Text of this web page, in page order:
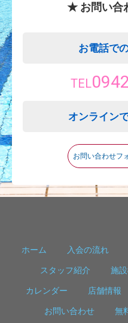
★ お問い合
お電話で
TEL
オンライン
お問い合わせフ
ホーム 入会の流れ
スタッフ紹介
施
カレンダー
店舗情報
お問い合わせ
無